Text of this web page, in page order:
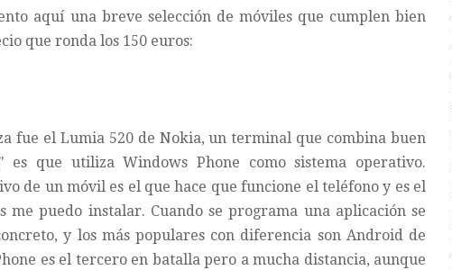
aquí una breve selección de móviles que cumplen bien
que ronda los 150 euros:
fue el Lumia 520 de Nokia, un terminal que combina buen
es que utiliza Windows Phone como sistema operativo.
de un móvil es el que hace que funcione el teléfono y es el
me puedo instalar. Cuando se programa una aplicación se
y los más populares con diferencia son Android de
es el tercero en batalla pero a mucha distancia, aunque